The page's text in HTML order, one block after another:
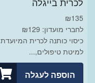
₪135
לחברי מועדון: ₪129
כיסוי כותנה לכרית המיועדת
למיטת טיפולים,...
הוספה לעגלה